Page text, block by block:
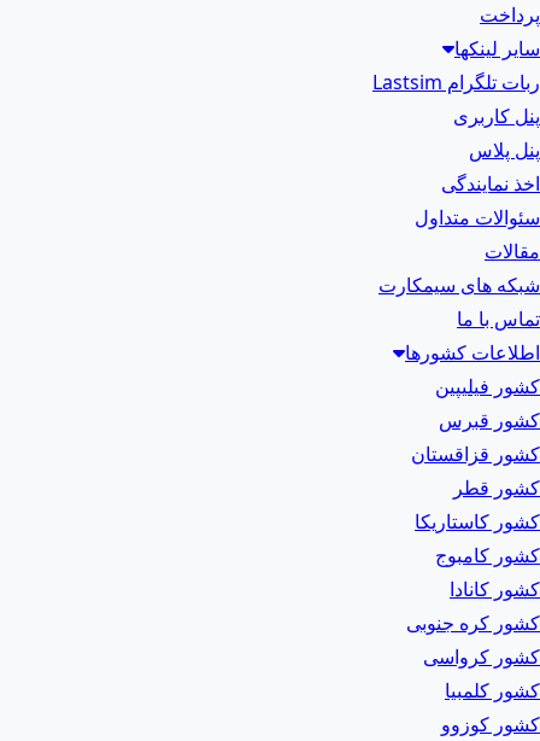
پرداخت
سایر لینکها
ربات تلگرام Lastsim
پنل کاربری
پنل پلاس
اخذ نمایندگی
سئوالات متداول
مقالات
شبکه های سیمکارت
تماس با ما
اطلاعات کشورها
کشور فیلیپین
کشور قبرس
کشور قزاقستان
کشور قطر
کشور کاستاریکا
کشور کامبوج
کشور کانادا
کشور کره جنوبی
کشور کرواسی
کشور کلمبیا
کشور کوزوو